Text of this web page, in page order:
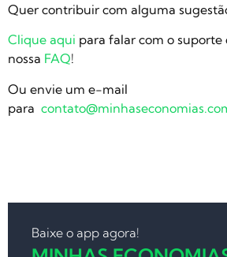
Quer contribuir com alguma
Clique aqui para falar com o suporte
nossa FAQ!
Ou envie um e-mail
para
Baixe o app agora!